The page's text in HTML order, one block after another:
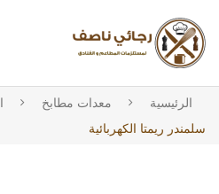
الرئيسية معدات مطابخ
سلمندر ريمتا الكهربائية